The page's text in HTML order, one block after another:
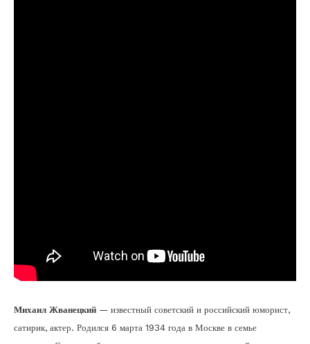
Михаил Жванецкий — известный советский и российский юморист,
сатирик, актер. Родился 6 марта 1934 года в Москве в семье